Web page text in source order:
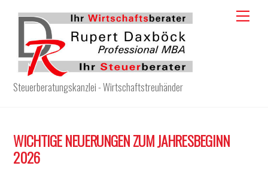
Menu
Steuerberatungskanzlei - Wirtschaftstreuhänder
WICHTIGE NEUERUNGEN ZUM JAHRESBEGINN
2026